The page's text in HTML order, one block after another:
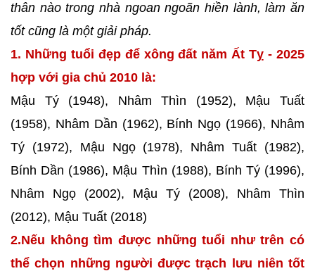
thân nào trong nhà ngoan ngoãn hiền lành, làm ăn
tốt cũng là một giải pháp.
1. Những tuổi đẹp để xông đất năm Ất Tỵ - 2025
hợp với gia chủ 2010 là:
Mậu Tý (1948), Nhâm Thìn (1952), Mậu Tuất
(1958), Nhâm Dần (1962), Bính Ngọ (1966), Nhâm
Tý (1972), Mậu Ngọ (1978), Nhâm Tuất (1982),
Bính Dần (1986), Mậu Thìn (1988), Bính Tý (1996),
Nhâm Ngọ (2002), Mậu Tý (2008), Nhâm Thìn
(2012), Mậu Tuất (2018)
2.Nếu không tìm được những tuổi như trên có
thể chọn những người được trạch lưu niên tốt